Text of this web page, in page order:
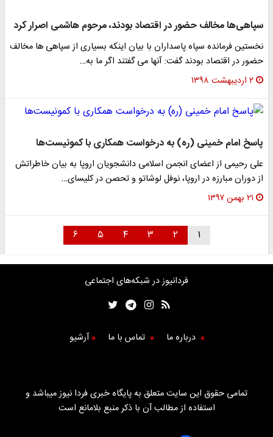
سپاهی‌ها مخالف حضور در اقتصاد بودند، مرحوم‌ هاشمی اصرار کرد
نخستین فرمانده سپاه پاسداران با بیان اینکه بسیاری از سپاهی ها مخالف
حضور در اقتصاد بودند گفت: آنها می گفتند اگر ما به…
۲ اردیبهشت ۱۳۹۸
پاسخ امام خمینی (ره) به درخواست همکاری با کمونیست‌ها
علی رحیمی از اعضای انجمن اسلامی دانشجویان اروپا به بیان خاطراتش
از دوران مبارزه در اروپا، نوفل لوشاتو و تحصن در کلیسای…
۲۱ بهمن ۱۳۹۷
۱ ۲ ۳ ۴ ۵ ۶
فردانیوز در شبکه‌های اجتماعی
درباره ما تماس با ما آرشیو
تمامی حقوق این سایت متعلق به پایگاه خبری فردا نیوز میباشد و
استفاده از مطالب آن با ذکر منبع بلامانع است